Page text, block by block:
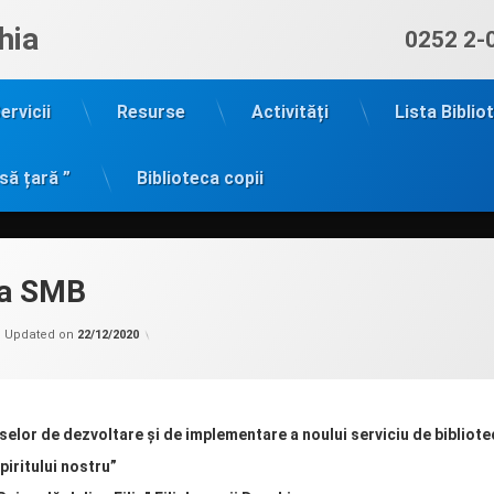
Sună
0252 2-
Resurse Activități Lista
țară ” Biblioteca copii
SMB
Updated on 22/12/2020
de dezvoltare și de implementare a noului serviciu de
nostru”